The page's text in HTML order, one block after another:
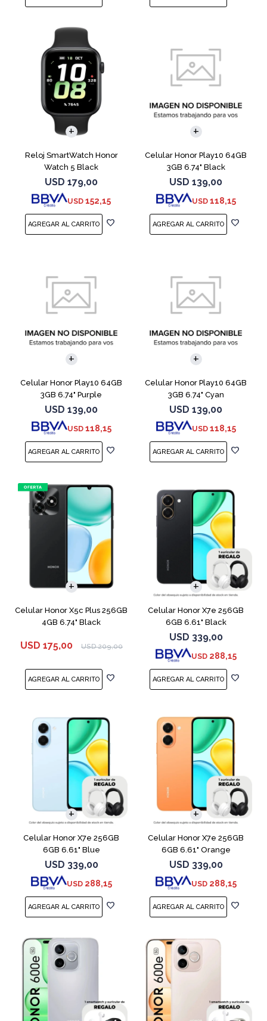
Reloj SmartWatch Honor
Watch 5 Black
USD 179,00
USD 152,15
Celular Honor Play10 64GB
3GB 6.74" Black
USD 139,00
USD 118,15
COMPARAR
Celular Honor Play10 64GB
3GB 6.74" Purple
USD 139,00
USD 118,15
COMPARAR
Celular Honor Play10 64GB
3GB 6.74" Cyan
USD 139,00
USD 118,15
COMPARAR
Celular Honor X5c Plus 256GB
4GB 6.74" Black
USD 175,00 USD 209,00
COMPARAR
Celular Honor X7e 256GB
6GB 6.61" Black
USD 339,00
USD 288,15
COMPARAR
Celular Honor X7e 256GB
6GB 6.61" Blue
USD 339,00
USD 288,15
COMPARAR
Celular Honor X7e 256GB
6GB 6.61" Orange
USD 339,00
USD 288,15
COMPARAR